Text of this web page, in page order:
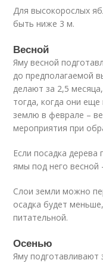
Для высокорослых
быть ниже 3 м.
Весной
Яму весной
до предполагаемой
делают за 2,5
тогда, когда они
землю в феврале –
мероприятия при
Если посадка дерева
ямы под него весной
Слои земли можно
осадка будет
питательной.
Осенью
Яму подготавливают